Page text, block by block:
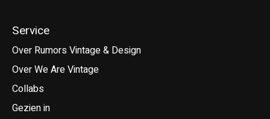
Service
Over Rumors Vintage & Design
Over We Are Vintage
Collabs
Gezien in